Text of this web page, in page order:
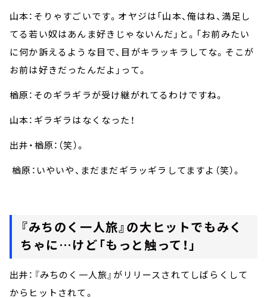
山本：そりゃすごいです。オヤジは「山本、俺はね、満足し
てる若い奴はあんま好きじゃないんだ」と。「お前みたい
に何か訴えるような目で、目がキラッキラしてな。そこが
お前は好きだったんだよ」って。
楢原：そのギラギラが受け継がれてるわけですね。
山本：ギラギラはなくなった！
出井・楢原：（笑）。
楢原：いやいや、まだまだギラッギラしてますよ（笑）。
『みちのく一人旅』の大ヒットでもみく
ちゃに…けど「もっと触って！」
出井：『みちのく一人旅』がリリースされてしばらくして
からヒットされて。